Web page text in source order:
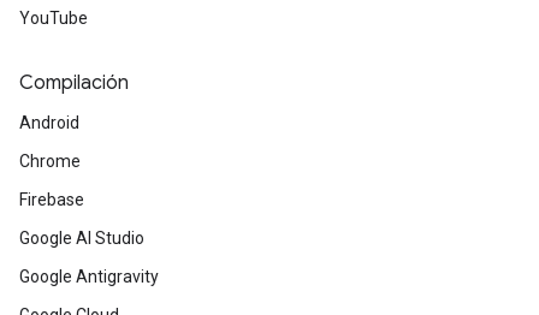
YouTube
Compilación
Android
Chrome
Firebase
Google AI Studio
Google Antigravity